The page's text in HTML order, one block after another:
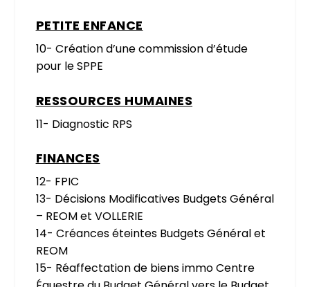
PETITE ENFANCE
10- Création d’une commission d’étude
pour le SPPE
RESSOURCES HUMAINES
11- Diagnostic RPS
FINANCES
12- FPIC
13- Décisions Modificatives Budgets Général
– REOM et VOLLERIE
14- Créances éteintes Budgets Général et
REOM
15- Réaffectation de biens immo Centre